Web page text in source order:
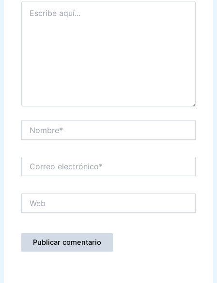
Escribe
aquí...
electrónico*